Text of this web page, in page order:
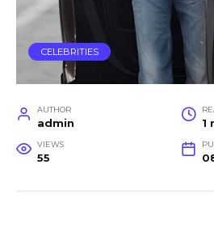
CELEBRITIES
AUTHOR
admin 1
VIEWS
55